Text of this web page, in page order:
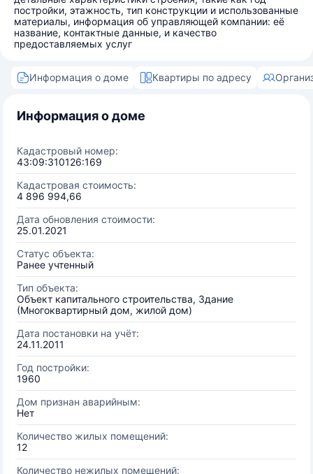
постройки, этажность, тип конструкции и использованные
материалы, информация об управляющей компании: её
название, контактные данные, и качество
предоставляемых услуг
Информация о доме Квартиры по адресу
Информация о доме
Кадастровый номер:
43:09:310126:169
Кадастровая стоимость:
4 896 994,66
Дата обновления стоимости:
25.01.2021
Статус объекта:
Ранее учтенный
Тип объекта:
Объект капитального строительства, Здание
(Многоквартирный дом, жилой дом)
Дата постановки на учёт:
24.11.2011
Год постройки:
1960
Дом признан аварийным:
Нет
Количество жилых помещений:
12
Количество нежилых помещений: